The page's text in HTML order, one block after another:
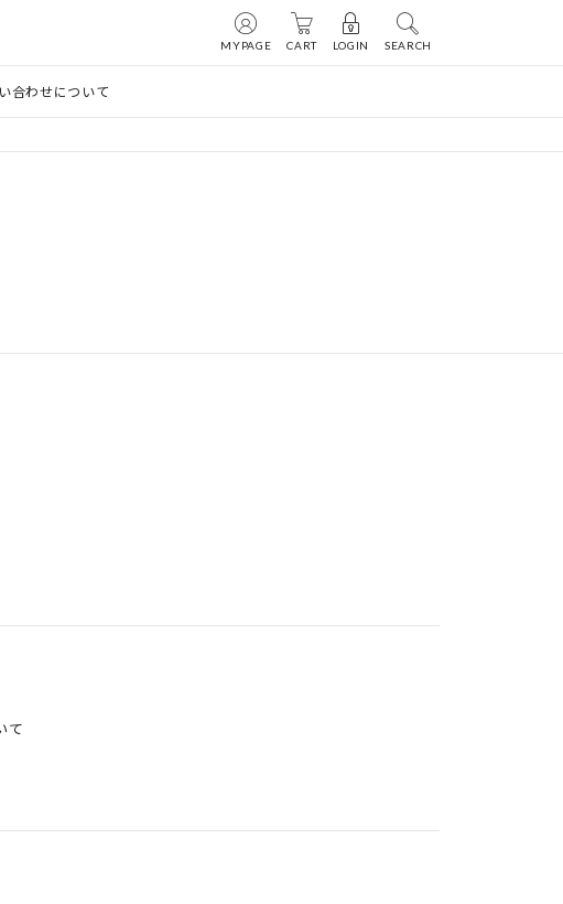
MYPAGE CART LOGIN SEARCH
合わせについて
て